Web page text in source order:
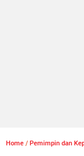
Home / Pemimpin dan